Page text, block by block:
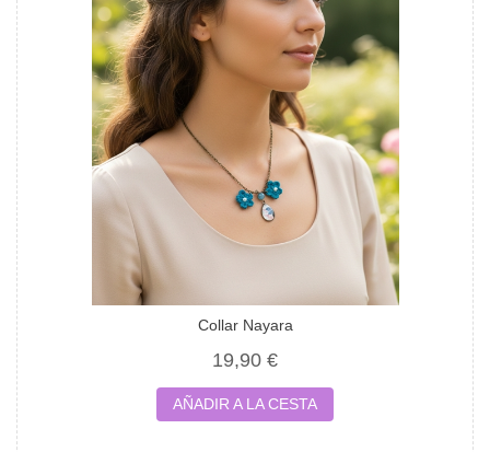
Collar Nayara
19,90 €
AÑADIR A LA CESTA